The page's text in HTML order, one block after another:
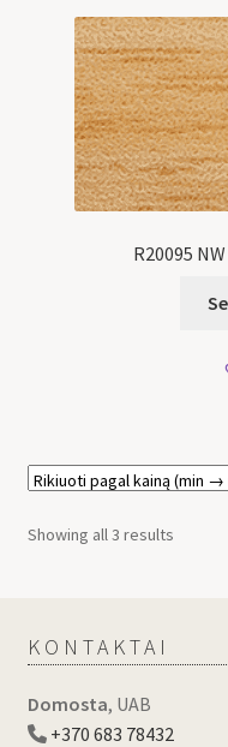
R20095
Showing all 3 results
KONTAKTAI
Domosta, UAB
+370 683 78432